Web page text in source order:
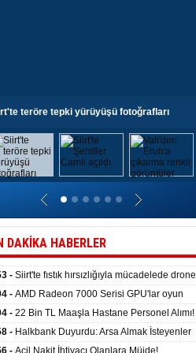
teröre tepki yürüyüşü fotoğrafları
DAKİKA HABERLER
- Siirt'te fıstık hırsızlığıyla mücadelede drone
- AMD Radeon 7000 Serisi GPU'lar oyun
fırtınalar estirdi
- 22 Bin TL Maaşla Hastane Personel Alımı!
Şartı, Mülakat Yok! İş Arayanlar İçin…
- Halkbank Duyurdu: Arsa Almak İsteyenler
Edin!
- Acil Nakit İhtiyacı Olanlara Müjde!